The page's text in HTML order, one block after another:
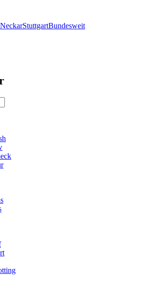
StuttgartBundesweit